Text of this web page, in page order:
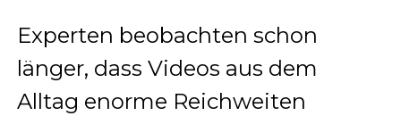
Experten beobachten schon
länger, dass Videos aus dem
Alltag enorme Reichweiten